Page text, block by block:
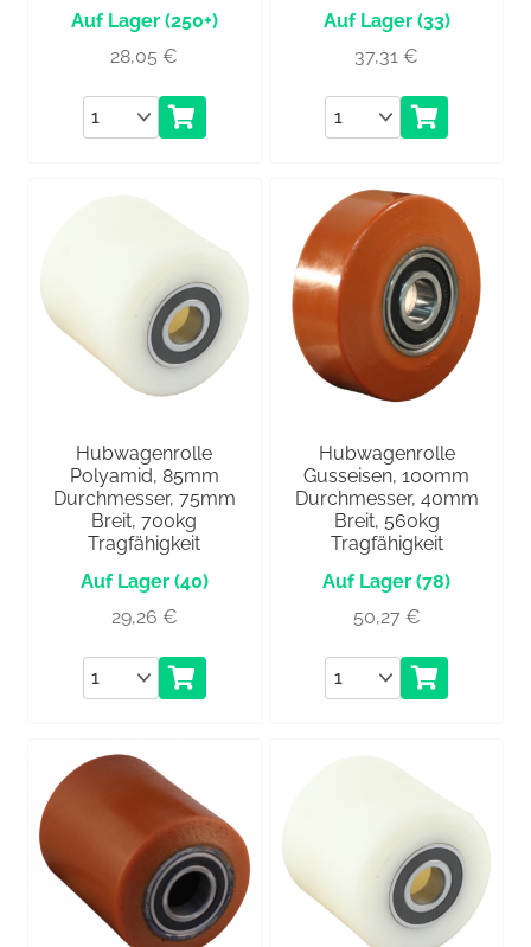
(250+)
28,05€
Anzahl
(33)
37,31€
Anzahl
Hubwagenrolle
Polyamid, 85mm
Durchmesser, 75mm
Breit, 700kg
Tragfähigkeit
(40)
29,26 €
Anzahl
Hubwagenrolle
Gusseisen, 100mm
Durchmesser, 40mm
Breit, 560kg
Tragfähigkeit
(78)
50,27 €
Anzahl